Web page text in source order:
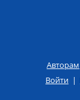
Авторам
Войти |